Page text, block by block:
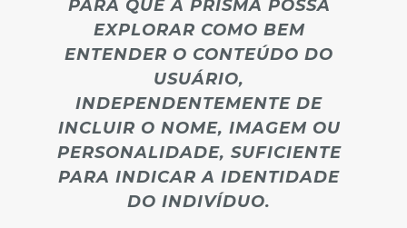
PARA QUE A PRISMA POSSA
EXPLORAR COMO BEM
ENTENDER O CONTEÚDO DO
USUÁRIO,
INDEPENDENTEMENTE DE
INCLUIR O NOME, IMAGEM OU
PERSONALIDADE, SUFICIENTE
PARA INDICAR A IDENTIDADE
DO INDIVÍDUO.